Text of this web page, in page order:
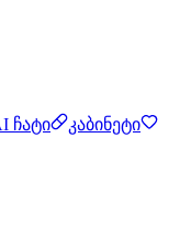
ჩატი
კაბინეტი